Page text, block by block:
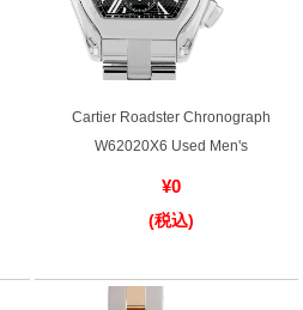
Cartier Roadster Chronograph
W62020X6 Used Men's
¥0
(税込)